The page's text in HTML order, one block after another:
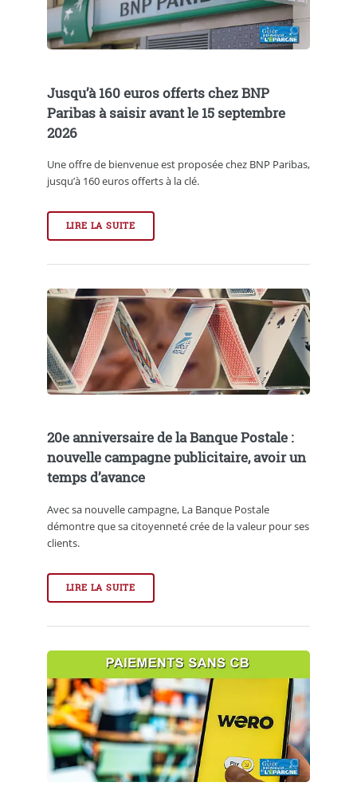
Jusqu’à 160 euros offerts chez BNP
Paribas à saisir avant le 15 septembre
2026
Une offre de bienvenue est proposée chez BNP Paribas,
jusqu’à 160 euros offerts à la clé.
LIRE LA SUITE
20e anniversaire de la Banque Postale :
nouvelle campagne publicitaire, avoir un
temps d’avance
Avec sa nouvelle campagne, La Banque Postale
démontre que sa citoyenneté crée de la valeur pour ses
clients.
LIRE LA SUITE